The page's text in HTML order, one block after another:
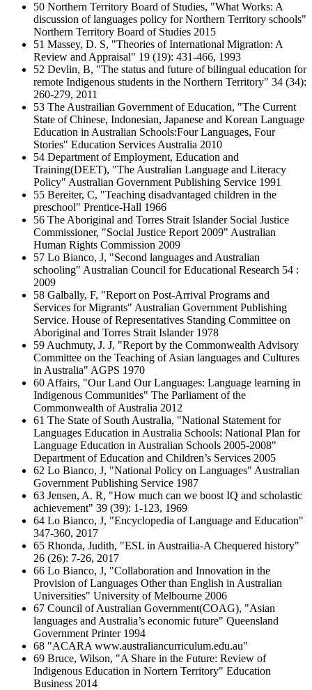
50 Northern Territory Board of Studies, "What Works: A
discussion of languages policy for Northern Territory schools"
Northern Territory Board of Studies 2015
51 Massey, D. S, "Theories of International Migration: A
Review and Appraisal" 19 (19): 431-466, 1993
52 Devlin, B, "The status and future of bilingual education for
remote Indigenous students in the Northern Territory" 34 (34):
260-279, 2011
53 The Austrailian Government of Education, "The Current
State of Chinese, Indonesian, Japanese and Korean Language
Education in Australian Schools:Four Languages, Four
Stories" Education Services Australia 2010
54 Department of Employment, Education and
Training(DEET), "The Australian Language and Literacy
Policy" Australian Government Publishing Service 1991
55 Bereiter, C, "Teaching disadvantaged children in the
preschool" Prentice-Hall 1966
56 The Aboriginal and Torres Strait Islander Social Justice
Commissioner, "Social Justice Report 2009" Australian
Human Rights Commission 2009
57 Lo Bianco, J, "Second languages and Australian
schooling" Australian Council for Educational Research 54 :
2009
58 Galbally, F, "Report on Post-Arrival Programs and
Services for Migrants" Australian Government Publishing
Service. House of Representatives Standing Committee on
Aboriginal and Torres Strait Islander 1978
59 Auchmuty, J. J, "Report by the Commonwealth Advisory
Committee on the Teaching of Asian languages and Cultures
in Australia" AGPS 1970
60 Affairs, "Our Land Our Languages: Language learning in
Indigenous Communities" The Parliament of the
Commonwealth of Australia 2012
61 The State of South Australia, "National Statement for
Languages Education in Australia Schools: National Plan for
Language Education in Australian Schools 2005-2008"
Department of Education and Children’s Services 2005
62 Lo Bianco, J, "National Policy on Languages" Australian
Government Publishing Service 1987
63 Jensen, A. R, "How much can we boost IQ and scholastic
achievement" 39 (39): 1-123, 1969
64 Lo Bianco, J, "Encyclopedia of Language and Education"
347-360, 2017
65 Rhonda, Judith, "ESL in Austrailia-A Chequered history"
26 (26): 7-26, 2017
66 Lo Bianco, J, "Collaboration and Innovation in the
Provision of Languages Other than English in Australian
Universities" University of Melbourne 2006
67 Council of Australian Government(COAG), "Asian
languages and Australia’s economic future" Queensland
Government Printer 1994
68 "ACARA www.australiancurriculum.edu.au"
69 Bruce, Wilson, "A Share in the Future: Review of
Indigenous Education in Nortern Territory" Education
Business 2014